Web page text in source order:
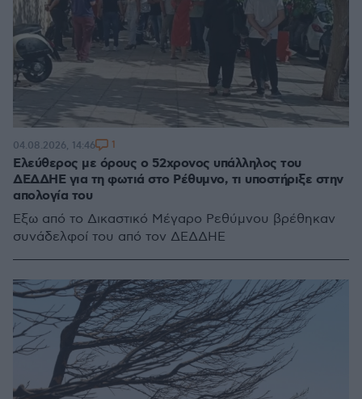
Ελεύθερος με όρους ο 52χρονος υπάλληλος του
ΔΕΔΔΗΕ για τη φωτιά στο Ρέθυμνο, τι υποστήριξε στην
απολογία του
Έξω από το Δικαστικό Μέγαρο Ρεθύμνου βρέθηκαν
συνάδελφοί του από τον ΔΕΔΔΗΕ
04.08.2026, 14:46 1